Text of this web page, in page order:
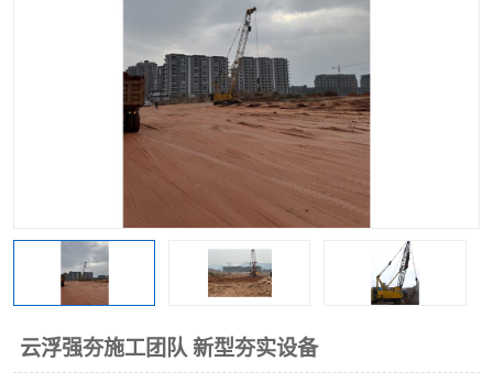
云浮强夯施工团队 新型夯实设备